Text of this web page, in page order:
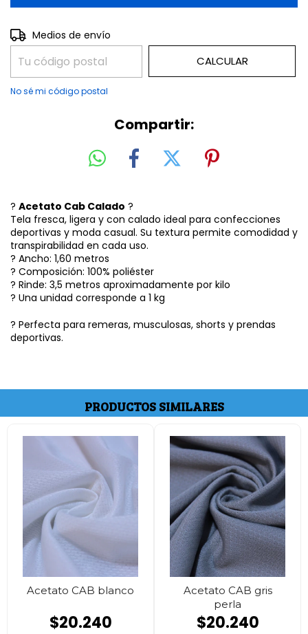
Entregas para el CP:
Medios de envío
CALCULAR
No sé mi código postal
Compartir:
? Acetato Cab Calado ?
Tela fresca, ligera y con calado ideal para confecciones
deportivas y moda casual. Su textura permite comodidad y
transpirabilidad en cada uso.
? Ancho: 1,60 metros
? Composición: 100% poliéster
? Rinde: 3,5 metros aproximadamente por kilo
? Una unidad corresponde a 1 kg
? Perfecta para remeras, musculosas, shorts y prendas
deportivas.
PRODUCTOS SIMILARES
Acetato CAB blanco
$20.240
Acetato CAB gris
perla
$20.240